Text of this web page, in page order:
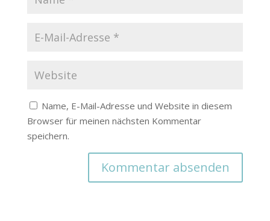
Name, E-Mail-Adresse und Website in diesem
Browser für meinen nächsten Kommentar
speichern.